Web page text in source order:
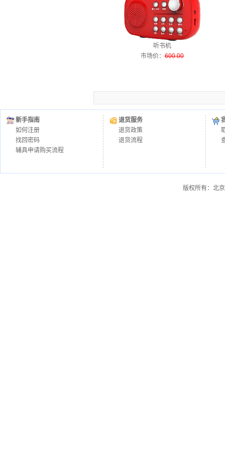
听书机
市场价：600.00
新手指南
如何注册
找回密码
辅具申请购买流程
退货服务
退货政策
退货流程
版权所有：北